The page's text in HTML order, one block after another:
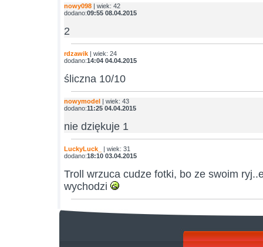
nowy098 | wiek: 42
dodano:09:55 08.04.2015
2
rdzawik | wiek: 24
dodano:14:04 04.04.2015
śliczna 10/10
nowymodel | wiek: 43
dodano:11:25 04.04.2015
nie dziękuje 1
LuckyLuck_
| wiek: 31
dodano:18:10 03.04.2015
Troll wrzuca cudze fotki, bo ze swoim
wychodzi